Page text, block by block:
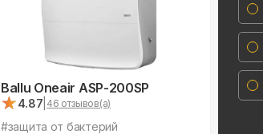
Ballu Oneair ASP-200SP
★
★4.87 46 отзывов(а)
#защита от бактерий